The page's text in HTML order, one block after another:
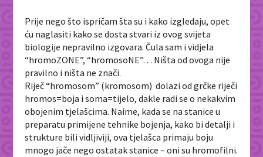
Prije nego što ispričam šta su i kako izgledaju, opet
ću naglasiti kako se dosta stvari iz ovog svijeta
biologije nepravilno izgovara. Čula sam i vidjela
“hromoZONE”, “hromosoNE”… Ništa od ovoga nije
pravilno i ništa ne znači.
Riječ “hromosom” (kromosom) dolazi od grčke riječi
hromos=boja i soma=tijelo, dakle radi se o nekakvim
obojenim tjelašcima. Naime, kada se na stanice u
preparatu primijene tehnike bojenja, kako bi detalji i
strukture bili vidljiviji, ova tjelašca primaju boju
mnogo jače nego ostatak stanice – oni su hromofilni.